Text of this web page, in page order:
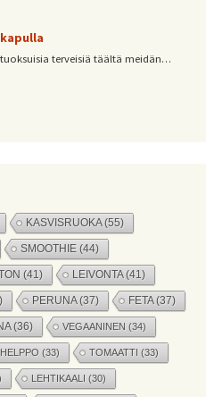
terveisiä täältä meidän…
KASVISRUOKA(55)
SMOOTHIE (44)
(41) LEIVONTA(41)
PERUNA(37) FETA(37)
(36) VEGAANINEN (34)
HELPPO (33) TOMAATTI (33)
LEHTIKAALI (30)